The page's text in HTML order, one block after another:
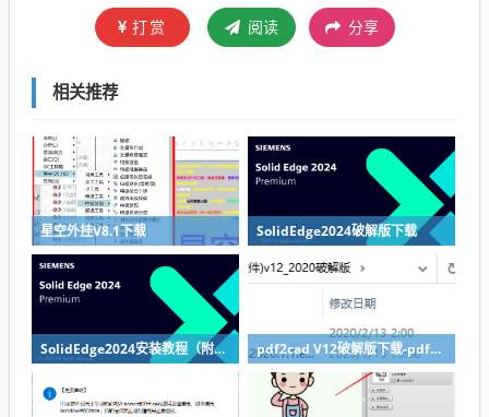
打赏 阅读 分享
相关推荐
星空外挂V8.1下载 SolidEdge2024破解版下载
SolidEdge2024安装教程（附下载地址） pdf2cad V12破解版下载-pdf转cad图纸软件推荐